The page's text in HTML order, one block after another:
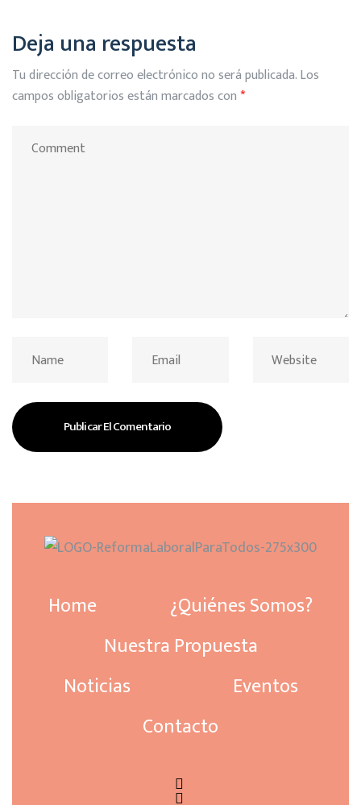
Deja una respuesta
Tu dirección de correo electrónico no será publicada.Los
campos obligatorios están marcados con*
Home
¿Quiénes Somos?
Nuestra Propuesta
Noticias
Eventos
Contacto